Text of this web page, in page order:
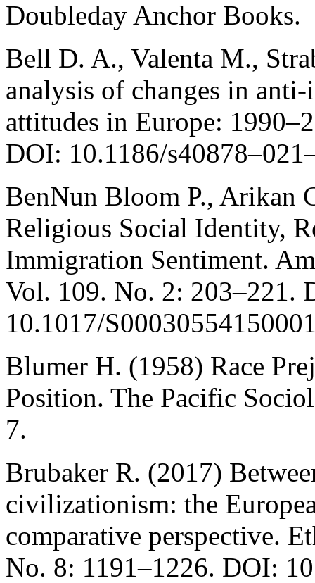
Doubleday Anchor Books.
Bell D. A., Valenta M.,
analysis of changes in
attitudes in Europe:
DOI: 10.1186/
BenNun Bloom P., Arikan
Religious Social Identity,
Immigration Sentiment.
Vol. 109. No. 2: 203–221.
10.1017/
Blumer H. (1958) Race
Position. The Pacific
7.
Brubaker R. (2017)
civilizationism: the
comparative perspective.
No. 8: 1191–1226. DOI: